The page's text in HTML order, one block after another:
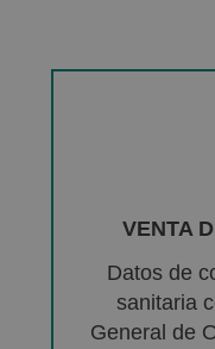
VENTA
Datos de
sanitaria
General de